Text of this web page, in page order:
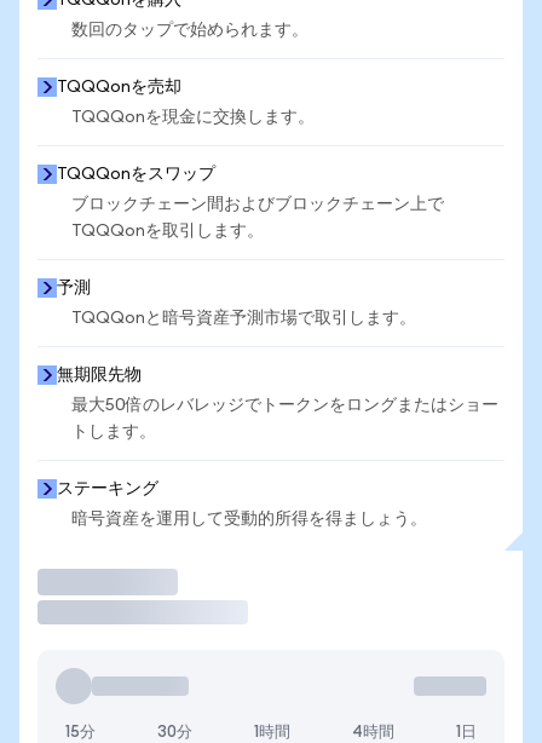
数回のタップで始められます。
TQQQonを売却
TQQQonを現金に交換します。
TQQQonをスワップ
ブロックチェーン間およびブロックチェーン上で
TQQQonを取引します。
予測
TQQQonと暗号資産予測市場で取引します。
無期限先物
最大50倍のレバレッジでトークンをロングまたはショー
トします。
ステーキング
暗号資産を運用して受動的所得を得ましょう。
15分 30分 1時間 4時間 1日